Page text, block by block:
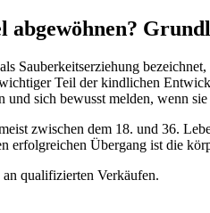
abgewöhnen?
Sauberkeitserziehung
Teil der kindlichen
und sich bewusst melden, wenn
zwischen dem 18. und 36.
erfolgreichen Übergang ist die
qualifizierten Verkäufen.